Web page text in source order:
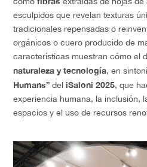
esculpidos que revelan texturas
tradicionales repensadas o
orgánicos o cuero producido de
características muestran cómo el
naturaleza y tecnología, en
Humans” del iSaloni 2025, que
experiencia humana, la inclusión,
espacios y el uso de recursos